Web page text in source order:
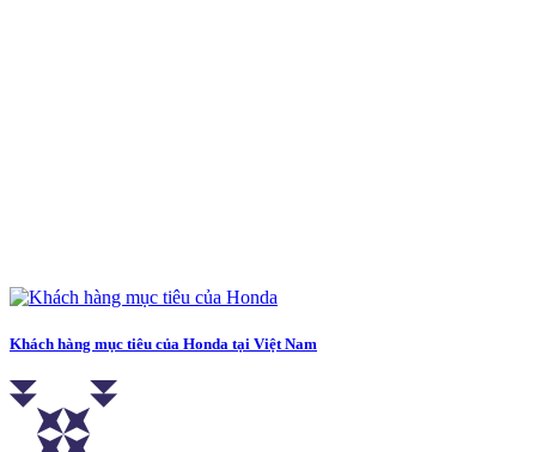
Khách hàng mục tiêu của Honda tại Việt Nam